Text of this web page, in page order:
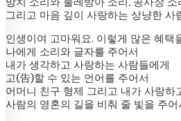
그리고 마음 깊이 사랑하는 상냥한 사
인생이여 고마워요. 이렇게 많은 혜택
나에게 소리와 글자를 주어서
내가 생각하고 사랑하는 사람들에게
고(告)할 수 있는 언어를 주어서
어머니 친구 형제 그리고 내가 사랑하
사람의 영혼의 길을 비춰 줄 빛을 주어